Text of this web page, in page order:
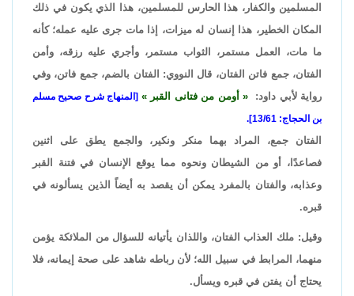
المسلمين والكفار، هذا الحارس للمسلمين، هذا الذي يكون في ذلك
المكان الخطير، هذا إنسان له ميزات، إذا مات جرى عليه عمله؛ كأنه
ما مات، العمل مستمر، الثواب مستمر، وأجري عليه رزقه، وأمن
الفتان، جمع فاتن الفتان، قال النووي: الفتان بالضم، جمع فاتن، وفي
رواية لأبي داود:
أومن من فتانى القبر
[المنهاج شرح صحيح مسلم
بن الحجاج: 13/61].
الفتان جمع، المراد بهما منكر ونكير، والجمع يطق على اثنين
فصاعدًا، أو من الشيطان ونحوه مما يوقع الإنسان في فتنة القبر
وعذابه، والفتان بالمفرد يمكن أن يقصد به أيضاً الذين يسألونه في
قبره.
وقيل: ملك العذاب الفتان، واللذان يأتيانه للسؤال من الملائكة يؤمن
منهما، المرابط في سبيل الله؛ لأن رباطه شاهد على صحة إيمانه، فلا
يحتاج أن يفتن في قبره ويسأل.